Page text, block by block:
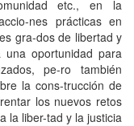
etc., en la
nes prácticas en
gra-dos de libertad y
una oportunidad para
pe-ro también
la cons-trucción de
los nuevos retos
la liber-tad y la justicia